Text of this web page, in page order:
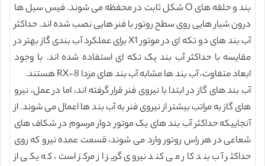
بند و حلقه های O شکل ثابت در محفظه می شوند. فیس سیل ها
درون شیار هایی روی سطح روتور با فنر هایی نصب شده اند. حداکثر
آب بند های دو تکه ای در موتور X1 برای عملکرد آب بندی گاز بهتر در
مقایسه با حداکثر آب بند یک تکه ای استفاده شده اند. با وجود
ابعاد متفاوت، آب بند ها مشابه آب بند های مزدا RX-8 هستند.
آب بند های گاز در ابتدا با نیروی فنر قرار گرفته اند، اما در عمل، نیرو
های گاز به مراتب بیشتر از نیروی فنر به آب بند ها اعمال می شوند. از
آنجاییکه حداکثر آب بند های یک موتور دوار مرسوم در شکاف های
شعاعی در هر راس روتور وارد می شوند، قسمت عمده نیرو که روی
حداکثر آب بند کار می کند نیروی گریز از مرکز است، که یکی از